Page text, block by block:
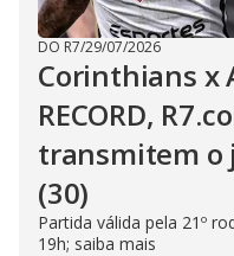
DO R7/29/07/2026
Corinthians x
RECORD,
transmitem o
(30)
Partida válida pela 21º
19h; saiba mais